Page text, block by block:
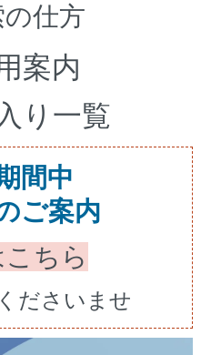
仕方
案内
り一覧
間中
ご案内
ちら
ださいませ